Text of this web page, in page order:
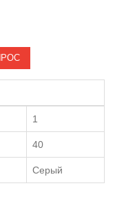
1
40
Серый